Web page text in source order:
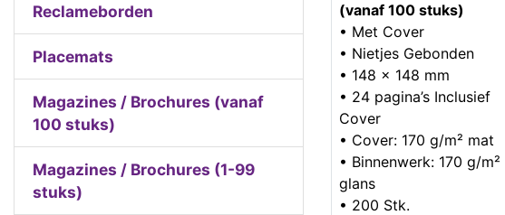
Reclameborden
Placemats
Magazines / Brochures (vanaf
100 stuks)
Magazines / Brochures (1-99
stuks)
(vanaf 100 stuks)
• Met Cover
• Nietjes Gebonden
• 148 x 148 mm
• 24 pagina’s Inclusief
Cover
• Cover: 170 g/m² mat
• Binnenwerk: 170 g/m²
glans
• 200 Stk.